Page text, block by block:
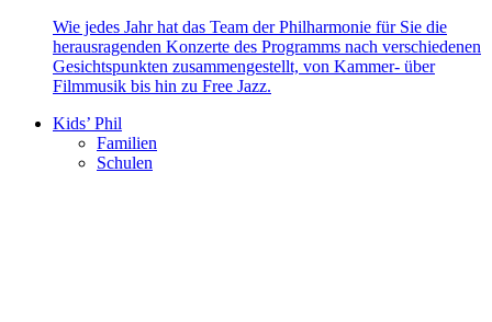
Wie jedes Jahr hat das Team der Philharmonie für Sie die
herausragenden Konzerte des Programms nach verschiedenen
Gesichtspunkten zusammengestellt, von Kammer- über
Filmmusik bis hin zu Free Jazz.
Kids’ Phil
Familien
Schulen